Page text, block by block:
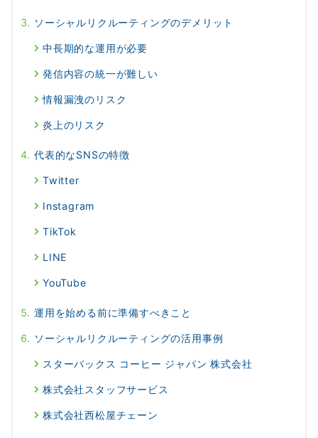
ソーシャルリクルーティングのデメリット
中長期的な運用が必要
発信内容の統一が難しい
情報漏洩のリスク
炎上のリスク
代表的なSNSの特徴
Twitter
Instagram
TikTok
LINE
YouTube
運用を始める前に準備すべきこと
ソーシャルリクルーティングの活用事例
スターバックス コーヒー ジャパン 株式会社
株式会社スタッフサービス
株式会社西松屋チェーン